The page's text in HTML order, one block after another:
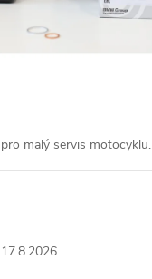
malý servis motocyklu.
17.8.2026